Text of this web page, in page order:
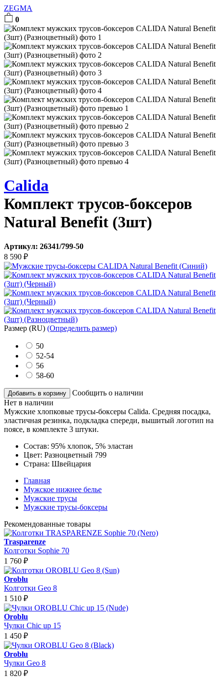
ZEGMA
0
Calida
Комплект трусов-боксеров
Natural Benefit (3шт)
Артикул: 26341/799-50
8 590 ₽
Размер (RU) (Определить размер)
50
52-54
56
58-60
Добавить в корзину
Сообщить о наличии
Нет в наличии
Мужские хлопковые трусы-боксеры Calida. Средняя посадка,
эластичная резинка, подкладка спереди, вышитый логотип на
поясе, в комплекте 3 штуки.
Состав: 95% хлопок, 5% эластан
Цвет: Разноцветный 799
Страна: Швейцария
Главная
Мужское нижнее белье
Мужские трусы
Мужские трусы-боксеры
Рекомендованные товары
Trasparenze
Колготки Sophie 70
1 760 ₽
Oroblu
Колготки Geo 8
1 510 ₽
Oroblu
Чулки Chic up 15
1 450 ₽
Oroblu
Чулки Geo 8
1 820 ₽